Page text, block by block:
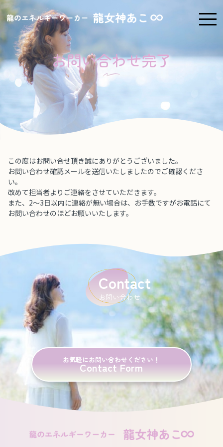
お問い合わせ完了
この度はお問い合せ頂き誠にありがとうございました。
お問い合わせ確認メールを送信いたしましたのでご確認くださ
い。
改めて担当者よりご連絡をさせていただきます。
また、2〜3日以内に連絡が無い場合は、お手数ですがお電話にて
お問い合わせのほどお願いいたします。
Contact
お問い合わせ
お気軽にお問い合わせください！
Contact Form